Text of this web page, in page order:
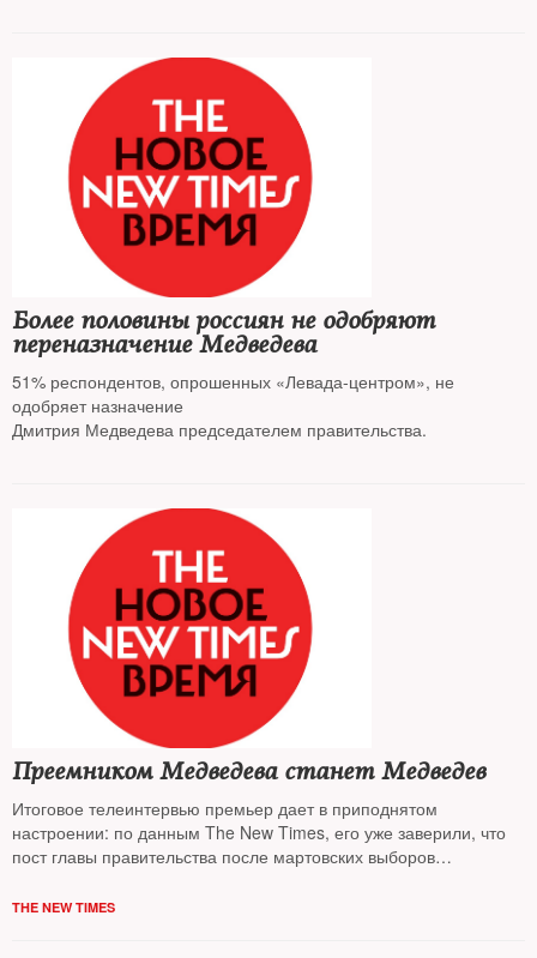
Более половины россиян не одобряют
переназначение Медведева
51% респондентов, опрошенных «Левада-центром», не
одобряет назначение
Дмитрия Медведева председателем правительства.
Преемником Медведева станет Медведев
Итоговое телеинтервью премьер дает в приподнятом
настроении: по данным The New Times, его уже заверили, что
пост главы правительства после мартовских выборов
THE NEW TIMES